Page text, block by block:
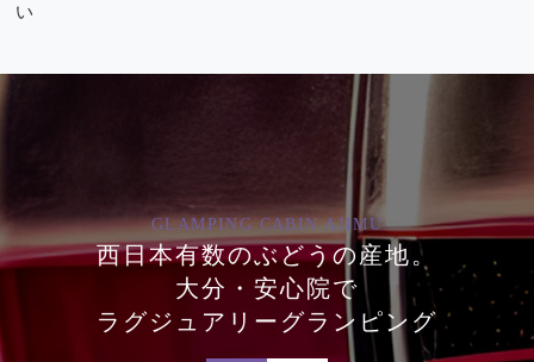
い
GLAMPING CABIN AJIMU
西日本有数のぶどうの産地。
大分・安心院で
ラグジュアリーグランピング